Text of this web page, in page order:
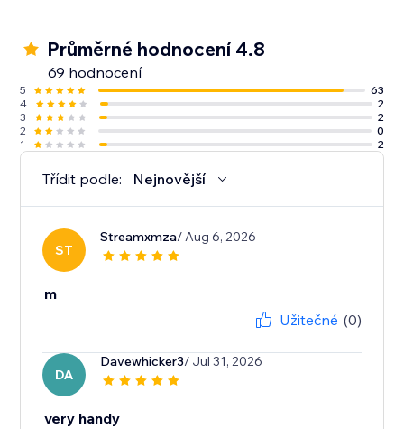
Průměrné hodnocení 4.8
69 hodnocení
5
63
4
2
3
2
2
0
1
2
Třídit podle: Nejnovější
ST
Streamxmza/ Aug 6, 2026
m
Užitečné (0)
DA
Davewhicker3/ Jul 31, 2026
very handy